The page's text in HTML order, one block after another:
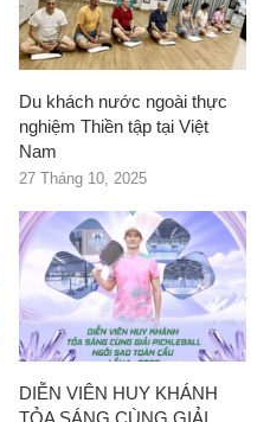
Du khách nước ngoài thực
nghiệm Thiền tập tại Việt
Nam
27 Tháng 10, 2025
DIỄN VIÊN HUY KHÁNH